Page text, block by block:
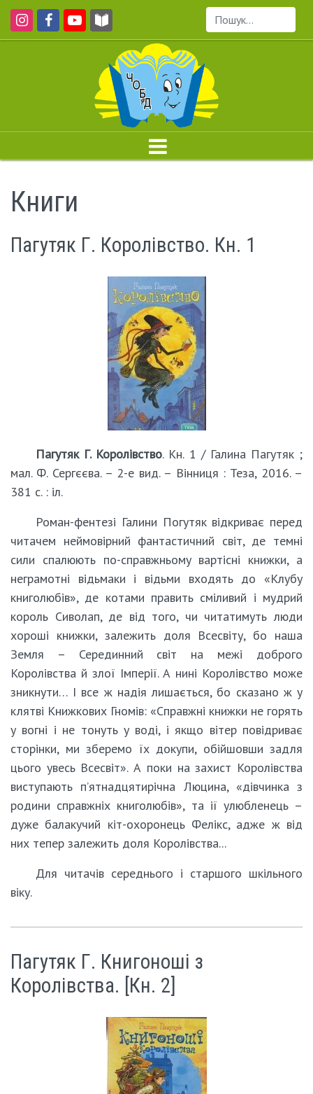
Пошук...
Книги
Пагутяк Г. Королівство. Кн. 1
Пагутяк Г. Королівство. Кн. 1 / Галина Пагутяк ;
мал. Ф. Сергєєва. – 2-е вид. – Вінниця : Теза, 2016. –
381 с. : іл.
Роман-фентезі Галини Погутяк відкриває перед
читачем неймовірний фантастичний світ, де темні
сили спалюють по-справжньому вартісні книжки, а
неграмотні відьмаки і відьми входять до «Клубу
книголюбів», де котами править сміливий і мудрий
король Сиволап, де від того, чи читатимуть люди
хороші книжки, залежить доля Всесвіту, бо наша
Земля – Серединний світ на межі доброго
Королівства й злої Імперії. А нині Королівство може
зникнути… І все ж надія лишається, бо сказано ж у
клятві Книжкових Гномів: «Справжні книжки не горять
у вогні і не тонуть у воді, і якщо вітер повідриває
сторінки, ми зберемо їх докупи, обійшовши задля
цього увесь Всесвіт». А поки на захист Королівства
виступають п’ятнадцятирічна Люцина, «дівчинка з
родини справжніх книголюбів», та ії улюбленець –
дуже балакучий кіт-охоронець Фелікс, адже ж від
них тепер залежить доля Королівства...
Для читачів середнього і старшого шкільного
віку.
Пагутяк Г. Книгоноші з
Королівства. [Кн. 2]